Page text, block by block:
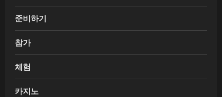
준비하기
참가
체험
카지노